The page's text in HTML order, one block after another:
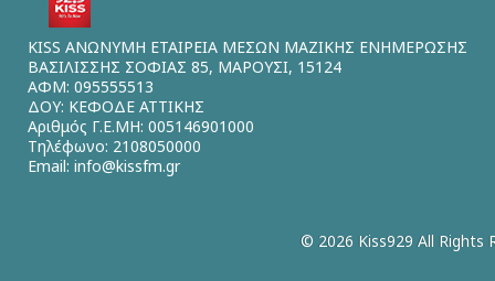
KISS ΑΝΩΝΥΜΗ ΕΤΑΙΡΕΙΑ ΜΕΣΩΝ ΜΑΖΙΚΗΣ ΕΝΗΜΕΡΩΣΗΣ
ΒΑΣΙΛΙΣΣΗΣ ΣΟΦΙΑΣ 85, ΜΑΡΟΥΣΙ, 15124
ΑΦΜ: 095555513
ΔΟΥ: ΚΕΦΟΔΕ ΑΤΤΙΚΗΣ
Αριθμός Γ.Ε.ΜΗ: 005146901000
Τηλέφωνο: 2108050000
Email: info@kissfm.gr
© 2026 Kiss929 All Rights